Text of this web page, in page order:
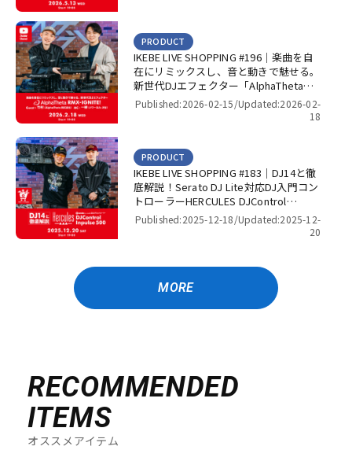
IKEBE LIVE SHOPPING #196｜楽曲を自
在にリミックスし、音と動きで魅せる。
新世代DJエフェクター「AlphaTheta
RMX-IGNITE」！【presented by パワー
PRODUCT
Published:2026-02-15/Updated:2026-02-
18
IKEBE LIVE SHOPPING #183｜DJ14と徹
底解説！Serato DJ Lite対応DJ入門コン
トローラーHERCULES DJControl
Inpulse 500！【presented by パワー
PRODUCT
Published:2025-12-18/Updated:2025-12-
20
MORE
RECOMMENDED
ITEMS
オススメアイテム